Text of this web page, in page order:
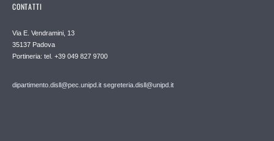
CONTATTI
Via E. Vendramini, 13
35137 Padova
Portineria: tel. +39 049 827 9700
dipartimento.disll@pec.unipd.it segreteria.disll@unipd.it